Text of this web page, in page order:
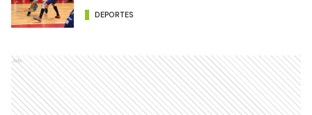
DEPORTES
Ads